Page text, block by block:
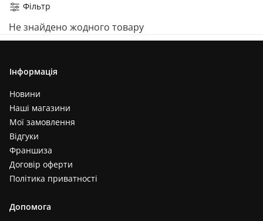
Фільтр
Не знайдено жодного товару
Інформація
Новини
Наші магазини
Мої замовлення
Відгуки
Франшиза
Договір оферти
Політика приватності
Допомога